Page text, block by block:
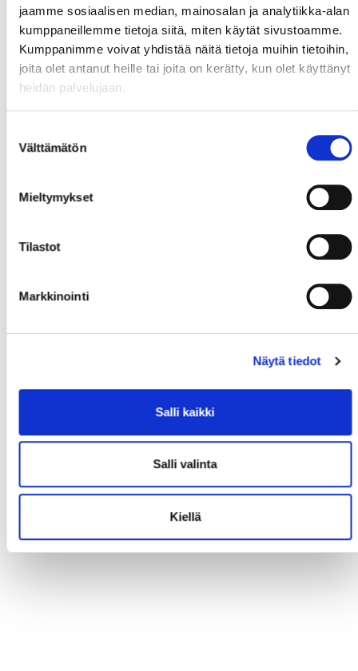
jaamme sosiaalisen median, mainosalan ja analytiikka-alan
kumppaneillemme tietoja siitä, miten käytät sivustoamme.
Kumppanimme voivat yhdistää näitä tietoja muihin tietoihin,
joita olet antanut heille tai joita on kerätty, kun olet käyttänyt
heidän palvelujaan.
valinta
Välttämätön
Mieltymykset
Tilastot
Markkinointi
Näytä tiedot
Salli kaikki
Salli valinta
Kiellä